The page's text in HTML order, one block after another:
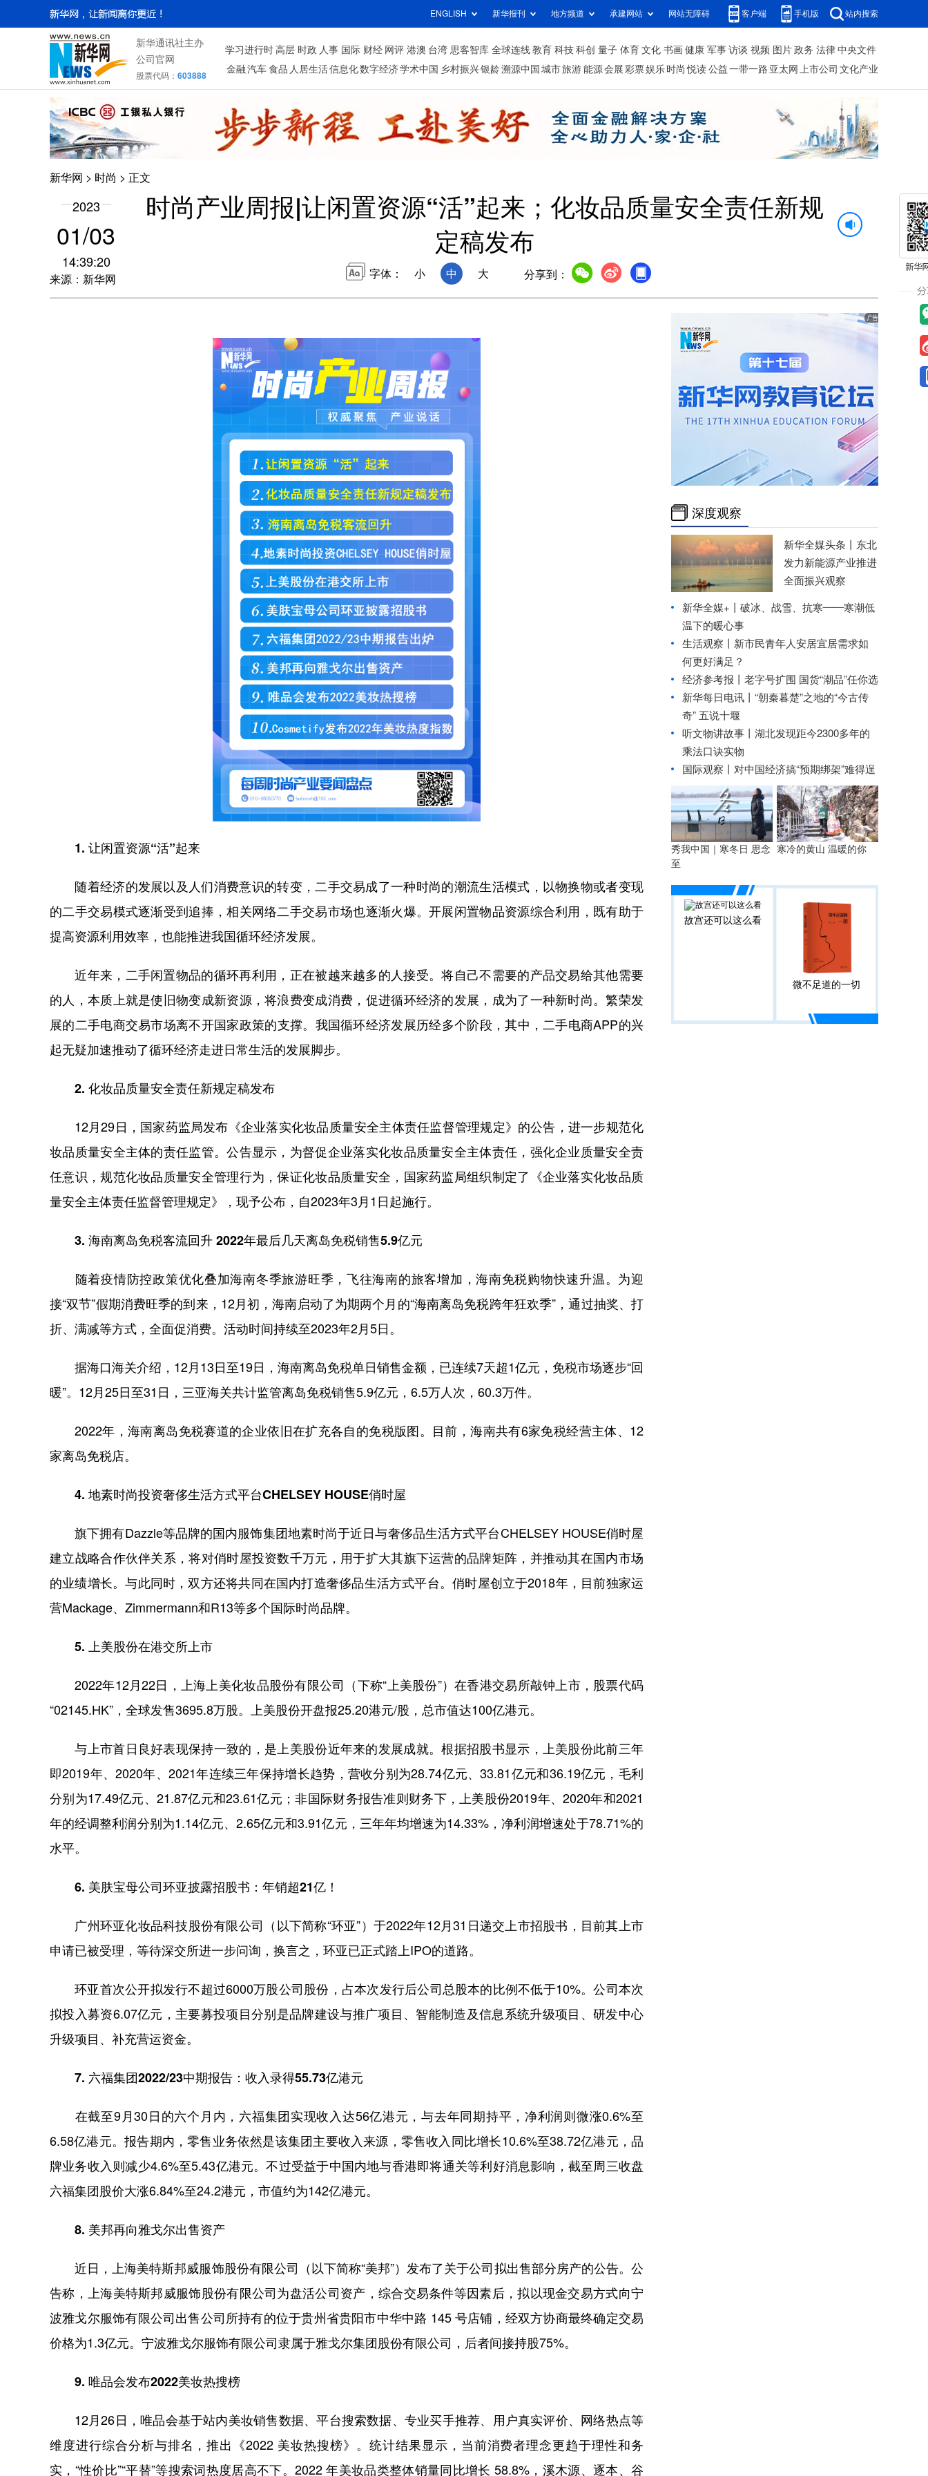
ENGLISH 新华报刊 地方频道 承建网站 网站无障碍 客户端 手机版 站内搜索
新华通讯社主办
公司官网
股票代码： 603888
学习进行时 高层 时政 人事 国际 财经 网评 港澳 台湾 思客智库 全球连线 教育 科技 科创 量子 体育 文化 书画 健康 军事 访谈 视频 图片 政务 法律 中央文件
金融 汽车 食品 人居生活信息化数字经济学术中国 乡村振兴银龄溯源中国 城市旅游 能源 会展 彩票娱乐 时尚 悦读 公益 一带一路 亚太网 上市公司 文化产业
新华网 > 时尚 > 正文
2023
01/03
14:39:20
来源：新华网
时尚产业周报|让闲置资源“活”起来；化妆品质量安全责任新规
定稿发布
字体： 小 中 大 分享到：
1. 让闲置资源“活”起来
随着经济的发展以及人们消费意识的转变，二手交易成了一种时尚的潮流生活模式，以物换物或者变现
的二手交易模式逐渐受到追捧，相关网络二手交易市场也逐渐火爆。开展闲置物品资源综合利用，既有助于
提高资源利用效率，也能推进我国循环经济发展。
近年来，二手闲置物品的循环再利用，正在被越来越多的人接受。将自己不需要的产品交易给其他需要
的人，本质上就是使旧物变成新资源，将浪费变成消费，促进循环经济的发展，成为了一种新时尚。繁荣发
展的二手电商交易市场离不开国家政策的支撑。我国循环经济发展历经多个阶段，其中，二手电商APP的兴
起无疑加速推动了循环经济走进日常生活的发展脚步。
2. 化妆品质量安全责任新规定稿发布
12月29日，国家药监局发布《企业落实化妆品质量安全主体责任监督管理规定》的公告，进一步规范化
妆品质量安全主体的责任监管。公告显示，为督促企业落实化妆品质量安全主体责任，强化企业质量安全责
任意识，规范化妆品质量安全管理行为，保证化妆品质量安全，国家药监局组织制定了《企业落实化妆品质
量安全主体责任监督管理规定》，现予公布，自2023年3月1日起施行。
3. 海南离岛免税客流回升 2022年最后几天离岛免税销售5.9亿元
随着疫情防控政策优化叠加海南冬季旅游旺季，飞往海南的旅客增加，海南免税购物快速升温。为迎
接“双节”假期消费旺季的到来，12月初，海南启动了为期两个月的“海南离岛免税跨年狂欢季”，通过抽奖、打
折、满减等方式，全面促消费。活动时间持续至2023年2月5日。
据海口海关介绍，12月13日至19日，海南离岛免税单日销售金额，已连续7天超1亿元，免税市场逐步“回
暖”。12月25日至31日，三亚海关共计监管离岛免税销售5.9亿元，6.5万人次，60.3万件。
2022年，海南离岛免税赛道的企业依旧在扩充各自的免税版图。目前，海南共有6家免税经营主体、12
家离岛免税店。
4. 地素时尚投资奢侈生活方式平台CHELSEY HOUSE俏时屋
旗下拥有Dazzle等品牌的国内服饰集团地素时尚于近日与奢侈品生活方式平台CHELSEY HOUSE俏时屋
建立战略合作伙伴关系，将对俏时屋投资数千万元，用于扩大其旗下运营的品牌矩阵，并推动其在国内市场
的业绩增长。与此同时，双方还将共同在国内打造奢侈品生活方式平台。俏时屋创立于2018年，目前独家运
营Mackage、Zimmermann和R13等多个国际时尚品牌。
5. 上美股份在港交所上市
2022年12月22日，上海上美化妆品股份有限公司（下称“上美股份”）在香港交易所敲钟上市，股票代码
“02145.HK”，全球发售3695.8万股。上美股份开盘报25.20港元/股，总市值达100亿港元。
与上市首日良好表现保持一致的，是上美股份近年来的发展成就。根据招股书显示，上美股份此前三年
即2019年、2020年、2021年连续三年保持增长趋势，营收分别为28.74亿元、33.81亿元和36.19亿元，毛利
分别为17.49亿元、21.87亿元和23.61亿元；非国际财务报告准则财务下，上美股份2019年、2020年和2021
年的经调整利润分别为1.14亿元、2.65亿元和3.91亿元，三年年均增速为14.33%，净利润增速处于78.71%的
水平。
6. 美肤宝母公司环亚披露招股书：年销超21亿！
广州环亚化妆品科技股份有限公司（以下简称“环亚”）于2022年12月31日递交上市招股书，目前其上市
申请已被受理，等待深交所进一步问询，换言之，环亚已正式踏上IPO的道路。
环亚首次公开拟发行不超过6000万股公司股份，占本次发行后公司总股本的比例不低于10%。公司本次
拟投入募资6.07亿元，主要募投项目分别是品牌建设与推广项目、智能制造及信息系统升级项目、研发中心
升级项目、补充营运资金。
7. 六福集团2022/23中期报告：收入录得55.73亿港元
在截至9月30日的六个月内，六福集团实现收入达56亿港元，与去年同期持平，净利润则微涨0.6%至
6.58亿港元。报告期内，零售业务依然是该集团主要收入来源，零售收入同比增长10.6%至38.72亿港元，品
牌业务收入则减少4.6%至5.43亿港元。不过受益于中国内地与香港即将通关等利好消息影响，截至周三收盘
六福集团股价大涨6.84%至24.2港元，市值约为142亿港元。
8. 美邦再向雅戈尔出售资产
近日，上海美特斯邦威服饰股份有限公司（以下简称“美邦”）发布了关于公司拟出售部分房产的公告。公
告称，上海美特斯邦威服饰股份有限公司为盘活公司资产，综合交易条件等因素后，拟以现金交易方式向宁
波雅戈尔服饰有限公司出售公司所持有的位于贵州省贵阳市中华中路 145 号店铺，经双方协商最终确定交易
价格为1.3亿元。宁波雅戈尔服饰有限公司隶属于雅戈尔集团股份有限公司，后者间接持股75%。
9. 唯品会发布2022美妆热搜榜
12月26日，唯品会基于站内美妆销售数据、平台搜索数据、专业买手推荐、用户真实评价、网络热点等
维度进行综合分析与排名，推出《2022 美妆热搜榜》。统计结果显示，当前消费者理念更趋于理性和务
实，“性价比”“平替”等搜索词热度居高不下。2022 年美妆品类整体销量同比增长 58.8%，溪木源、逐本、谷
深度观察
新华全媒头条丨 东北
发力新能源产业推进
全面振兴观察
新华全媒+丨 破冰、战雪、抗寒——寒潮低
温下的暖心事
生活观察丨新市民青年人安居宜居需求如
何更好满足？
经济参考报丨 老字号扩围 国货“潮品”任你选
新华每日电讯丨 “朝秦暮楚”之地的“今古传
奇” 五说十堰
听文物讲故事丨湖北发现距今2300多年的
乘法口诀实物
国际观察丨 对中国经济搞“预期绑架”难得逞
秀我中国｜寒冬日 思念
至
寒冷的黄山 温暖的你
故宫还可以这么看
微不足道的一切